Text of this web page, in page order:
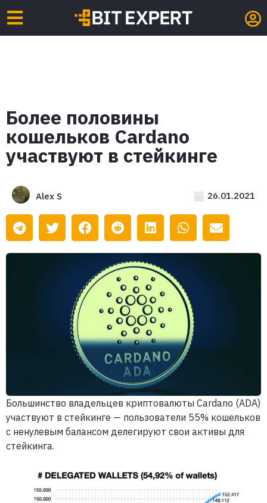
Более половины
кошельков Cardano
участвуют в стейкинге
Alex S 26.01.2021
Большинство владельцев криптовалюты Cardano (ADA)
участвуют в стейкинге — пользователи 55% кошельков
с ненулевым балансом делегируют свои активы для
стейкинга.